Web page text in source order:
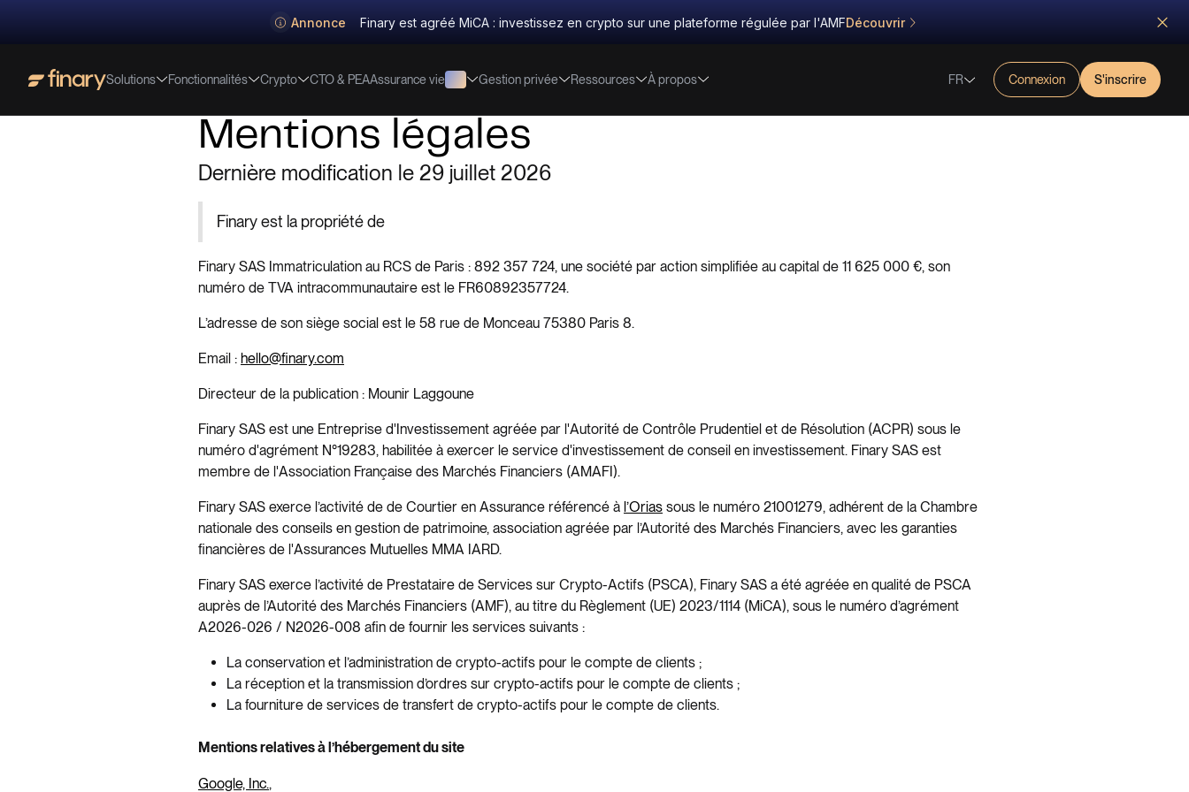
Annonce Finary est agréé MiCA : investissez en crypto sur une plateforme régulée par l'AMFDécouvrir
Solutions Fonctionnalités Crypto CTO & PEAAssurance vie Gestion privée Ressources À propos FR Connexion S'inscrire
Mentions légales
Dernière modification le 29 juillet 2026
Finary est la propriété de
Finary SAS Immatriculation au RCS de Paris : 892 357 724, une société par action simplifiée au capital de 11 625 000 €, son
numéro de TVA intracommunautaire est le FR60892357724.
L’adresse de son siège social est le 58 rue de Monceau 75380 Paris 8.
Email : hello@finary.com
Directeur de la publication : Mounir Laggoune
Finary SAS est une Entreprise d'Investissement agréée par l'Autorité de Contrôle Prudentiel et de Résolution (ACPR) sous le
numéro d'agrément N°19283, habilitée à exercer le service d'investissement de conseil en investissement. Finary SAS est
membre de l'Association Française des Marchés Financiers (AMAFI).
Finary SAS exerce l’activité de de Courtier en Assurance référencé à l’Orias sous le numéro 21001279, adhérent de la Chambre
nationale des conseils en gestion de patrimoine, association agréée par l’Autorité des Marchés Financiers, avec les garanties
financières de l'Assurances Mutuelles MMA IARD.
Finary SAS exerce l’activité de Prestataire de Services sur Crypto-Actifs (PSCA), Finary SAS a été agréée en qualité de PSCA
auprès de l’Autorité des Marchés Financiers (AMF), au titre du Règlement (UE) 2023/1114 (MiCA), sous le numéro d’agrément
A2026-026 / N2026-008 afin de fournir les services suivants :
La conservation et l’administration de crypto-actifs pour le compte de clients ;
La réception et la transmission d’ordres sur crypto-actifs pour le compte de clients ;
La fourniture de services de transfert de crypto-actifs pour le compte de clients.
Mentions relatives à l’hébergement du site
Google, Inc.,